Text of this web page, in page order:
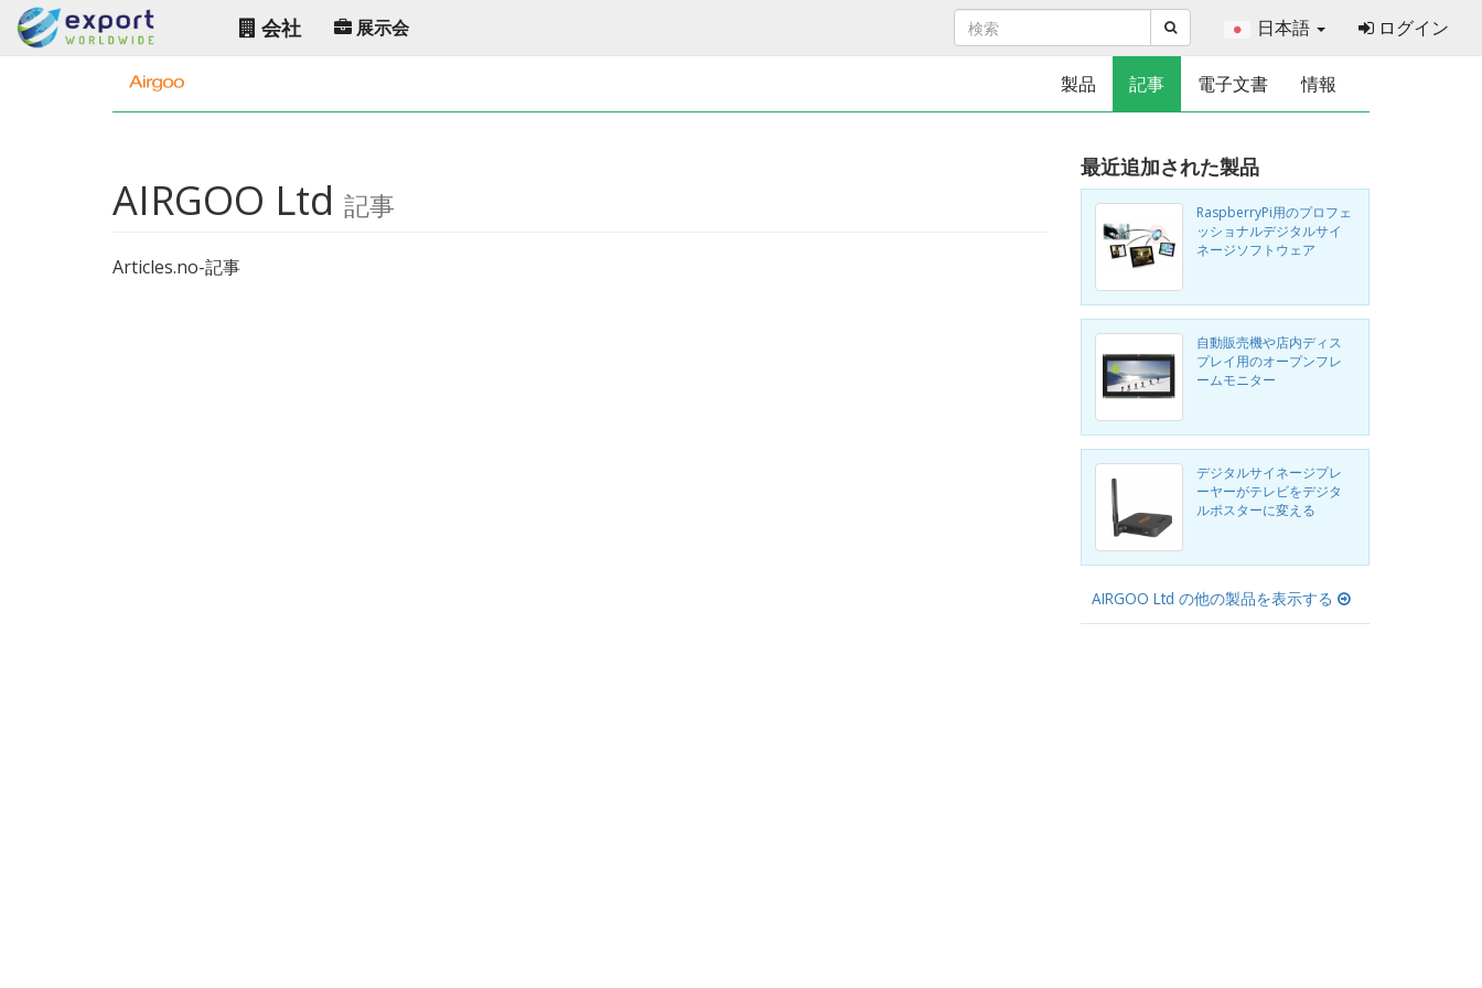
会社 展示会 日本語 ログイン
製品 記事 電子文書 情報
AIRGOO Ltd 記事
Articles.no-記事
最近追加された製品
RaspberryPi用のプロフェ
ッショナルデジタルサイ
ネージソフトウェア
自動販売機や店内ディス
プレイ用のオープンフレ
ームモニター
デジタルサイネージプレ
ーヤーがテレビをデジタ
ルポスターに変える
AIRGOO Ltd の他の製品を表示する